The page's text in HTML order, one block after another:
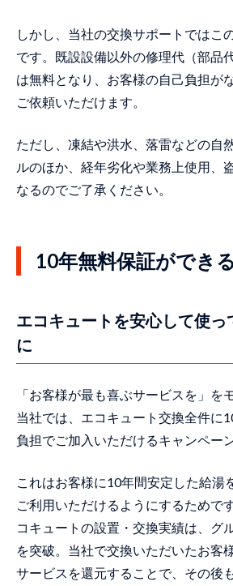
しかし、当社の交換サポートではこ
です。既設設備以外の修理代（部品
は無料となり、お客様の自己負担が
ご依頼いただけます。
ただし、凍結や洪水、落雷などの自
ルのほか、経年劣化や業務上使用、
なるのでご了承ください。
10年無料保証ができ
エコキュートを安心して使っ
に
「お客様が最も喜ぶサービスを」を
当社では、エコキュート交換全件に
負担でご加入いただけるキャンペー
これはお客様に10年間安定した給湯
ご利用いただけるようにするためで
コキュートの設置・交換実績は、グ
を突破。当社で交換いただいたお客
サービスを還元することで、その後